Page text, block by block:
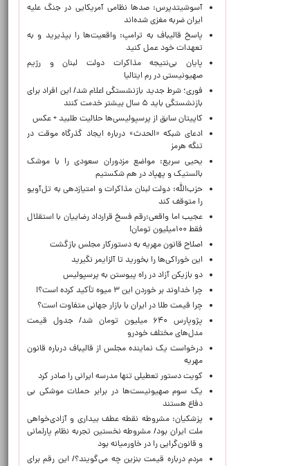
آسوشیتدپرس: صدها نظامی آمریکایی در جنگ علیه
ایران ضربه مغزی شده‌اند
پاسخ قالیباف به ترامپ: واقعیت‌ها را بپذیرید و به
تعهدات خود عمل کنید
پایان بی‌نتیجه مذاکرات دولت لبنان و رژیم
صهیونیستی در رم ایتالیا
فوری؛ شرط جدید بازنشستگی اعلام شد/ این افراد برای
بازنشستگی باید ۵ سال بیشتر خدمت کنند
کاپیتان سابق از پرسپولیسی‌ها حلالیت طلبید + عکس
ادعای شبکه «الحدث» درباره ایجاد گذرگاه موقت در
تنگه هرمز
یحیی سریع: مواضع مزدوران سعودی را با موشک
بالستیک و پهپاد در هم شکستیم
حزب‌الله: دولت لبنان مذاکرات و امتیازدهی به تل‌آویو
را متوقف کند
عجیب اما واقعی:رقم فسخ قرارداد رضاییان با استقلال
فقط ۱۰۰میلیون تومان!
اصلاح قانون مهریه به دستورکار مجلس بازگشت
این خوراکی‌ها را بخورید تا آلزایمر نگیرید
دو بازیکن آزاد در راه پیوستن به پرسپولیس
چرا خداوند بر خوردن این ۳ میوه تأکید کرده است؟!
چرا قیمت طلا در ایران با بازار جهانی متفاوت است؟
پژوپارس ۶۴۰ میلیون تومان شد/ جدول قیمت
مدل‌های مختلف خودرو
درخواست یک نماینده مجلس از قالیباف درباره قانون
مهریه
کویت دستور تعطیلی تنها مدرسه ایرانی را صادر کرد
یک‌ سوم صهیونیست‌ها در برابر حملات موشکی بی
دفاع هستند
پزشکیان: مشروطه نقطه عطف بیداری و آزادی‌خواهی
ملت ایران بود/ مشروطه نخستین تجربه نظام پارلمانی
و قانون‌گرایی را در خاورمیانه بود
مردم درباره قیمت بنزین چه می‌گویند؟/ این رقم برای